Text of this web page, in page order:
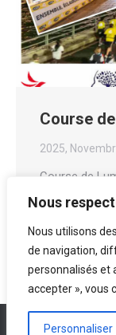
Nous
Nous utilisons
de navigation,
personnalisés et
accepter », vous
Personnaliser
Course
2025,
Course de
Lire la suite